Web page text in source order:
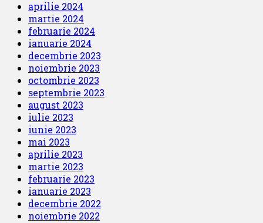
aprilie 2024
martie 2024
februarie 2024
ianuarie 2024
decembrie 2023
noiembrie 2023
octombrie 2023
septembrie 2023
august 2023
iulie 2023
iunie 2023
mai 2023
aprilie 2023
martie 2023
februarie 2023
ianuarie 2023
decembrie 2022
noiembrie 2022